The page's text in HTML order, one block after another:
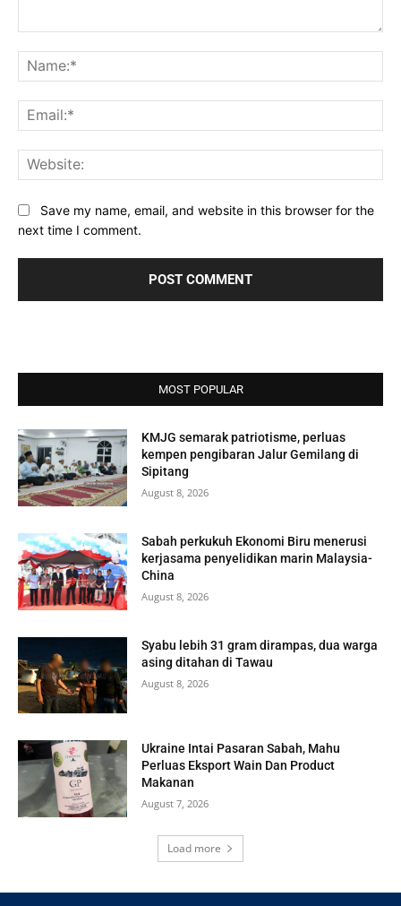
Save my name, email, and website in this browser for the
next time I comment.
MOST POPULAR
KMJG semarak patriotisme, perluas
kempen pengibaran Jalur Gemilang di
Sipitang
August 8, 2026
Sabah perkukuh Ekonomi Biru menerusi
kerjasama penyelidikan marin Malaysia-
China
August 8, 2026
Syabu lebih 31 gram dirampas, dua warga
asing ditahan di Tawau
August 8, 2026
Ukraine Intai Pasaran Sabah, Mahu
Perluas Eksport Wain Dan Product
Makanan
August 7, 2026
Load more